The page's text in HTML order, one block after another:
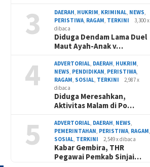
3 DAERAH HUKRIM KRIMINAL NEWS
PERISTIWA RAGAM TERKINI
3,300 x
dibaca
Diduga Dendam Lama Duel
Maut Ayah-Anak v…
4 ADVERTORIAL DAERAH HUKRIM
NEWS PENDIDIKAN PERISTIWA
RAGAM SOSIAL TERKINI
2,987 x
dibaca
Diduga Meresahkan,
Aktivitas Malam di Po…
5 ADVERTORIAL DAERAH NEWS
PEMERINTAHAN PERISTIWA RAGAM
SOSIAL TERKINI 2,549 x dibaca
Kabar Gembira, THR
Pegawai Pemkab Sinjai…